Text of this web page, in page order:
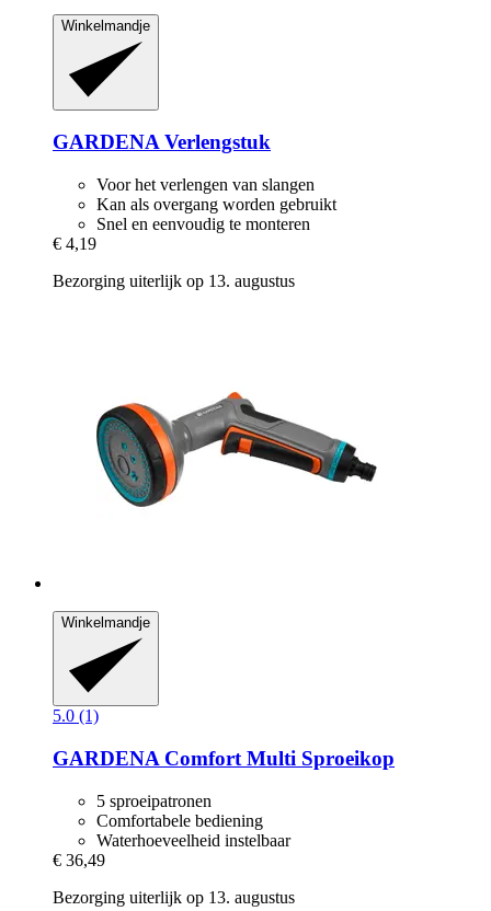
Winkelmandje
GARDENAVerlengstuk
Voor het verlengen van slangen
Kan als overgang worden gebruikt
Snel en eenvoudig te monteren
€ 4,19
Bezorging uiterlijk op 13. augustus
Winkelmandje
5.0 (1)
GARDENA Comfort Multi Sproeikop
5 sproeipatronen
Comfortabele bediening
Waterhoeveelheid instelbaar
€ 36,49
Bezorging uiterlijk op 13. augustus